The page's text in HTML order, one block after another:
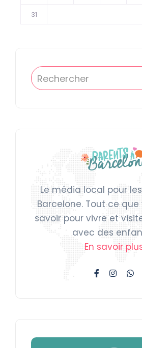
31
Le média local pour
Barcelone. Tout ce que
savoir pour vivre et
avec des
En savoir